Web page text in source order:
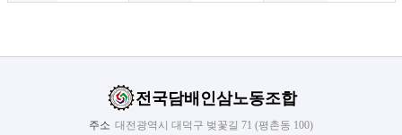
전국담배인삼노동조합
주소 대전광역시 대덕구 벚꽃길 71 (평촌동 100)